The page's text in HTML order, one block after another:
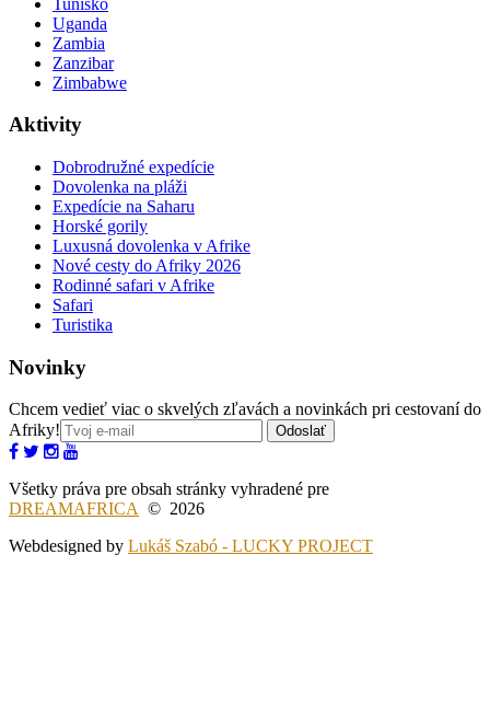
Uganda
Zambia
Zanzibar
Zimbabwe
Aktivity
Dobrodružné expedície
Dovolenka na pláži
Expedície na Saharu
Horské gorily
Luxusná dovolenka v Afrike
Nové cesty do Afriky 2026
Rodinné safari v Afrike
Safari
Turistika
Novinky
Chcem vedieť viac o skvelých zľavách a novinkách pri cestovaní do
Afriky!
Odoslať
Všetky práva pre obsah stránky vyhradené pre
DREAMAFRICA © 2026
Webdesigned by Lukáš Szabó - LUCKY PROJECT